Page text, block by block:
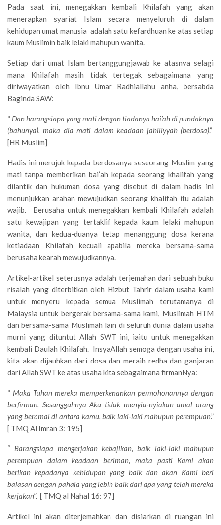
Pada saat ini, menegakkan kembali Khilafah yang akan
menerapkan syariat Islam secara menyeluruh di dalam
kehidupan umat manusia adalah satu kefardhuan ke atas setiap
kaum Muslimin baik lelaki mahupun wanita.
Setiap dari umat Islam bertanggungjawab ke atasnya selagi
mana Khilafah masih tidak tertegak sebagaimana yang
diriwayatkan oleh Ibnu Umar Radhiallahu anha, bersabda
Baginda SAW:
“ Dan barangsiapa yang mati dengan tiadanya bai’ah di pundaknya
(bahunya), maka dia mati dalam keadaan jahiliyyah (berdosa).”
[HR Muslim]
Hadis ini merujuk kepada berdosanya seseorang Muslim yang
mati tanpa memberikan bai’ah kepada seorang khalifah yang
dilantik dan hukuman dosa yang disebut di dalam hadis ini
menunjukkan arahan mewujudkan seorang khalifah itu adalah
wajib. Berusaha untuk menegakkan kembali Khilafah adalah
satu kewajipan yang tertaklif kepada kaum lelaki mahupun
wanita, dan kedua-duanya tetap menanggung dosa kerana
ketiadaan Khilafah kecuali apabila mereka bersama-sama
berusaha kearah mewujudkannya.
Artikel-artikel seterusnya adalah terjemahan dari sebuah buku
risalah yang diterbitkan oleh Hizbut Tahrir dalam usaha kami
untuk menyeru kepada semua Muslimah terutamanya di
Malaysia untuk bergerak bersama-sama kami, Muslimah HTM
dan bersama-sama Muslimah lain di seluruh dunia dalam usaha
murni yang dituntut Allah SWT ini, iaitu untuk menegakkan
kembali Daulah Khilafah. InsyaAllah semoga dengan usaha ini,
kita akan dijauhkan dari dosa dan meraih redha dan ganjaran
dari Allah SWT ke atas usaha kita sebagaimana firmanNya:
“ Maka Tuhan mereka memperkenankan permohonannya dengan
berfirman, Sesungguhnya Aku tidak menyia-nyiakan amal orang
yang beramal di antara kamu, baik laki-laki mahupun perempuan.”
[ TMQ Al Imran 3: 195]
“ Barangsiapa mengerjakan kebajikan, baik laki-laki mahupun
perempuan dalam keadaan beriman, maka pasti Kami akan
berikan kepadanya kehidupan yang baik dan akan Kami beri
balasan dengan pahala yang lebih baik dari apa yang telah mereka
kerjakan”. [ TMQ al Nahal 16: 97]
Artikel ini akan diterjemahkan dan disiarkan di ruangan ini